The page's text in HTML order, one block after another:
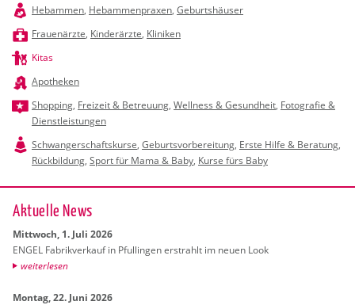
Hebammen, Hebammenpraxen, Geburtshäuser
Frauenärzte, Kinderärzte, Kliniken
Kitas
Apotheken
Shopping, Freizeit & Betreuung, Wellness & Gesundheit, Fotografie &
Dienstleistungen
Schwangerschaftskurse, Geburtsvorbereitung, Erste Hilfe & Beratung,
Rückbildung, Sport für Mama & Baby, Kurse fürs Baby
Ak­tu­el­le News
Mitt­woch, 1. Juli 2026
ENGEL Fa­brik­ver­kauf in Pful­lin­gen er­strahlt im neuen Look
wei­ter­le­sen
Mon­tag, 22. Juni 2026